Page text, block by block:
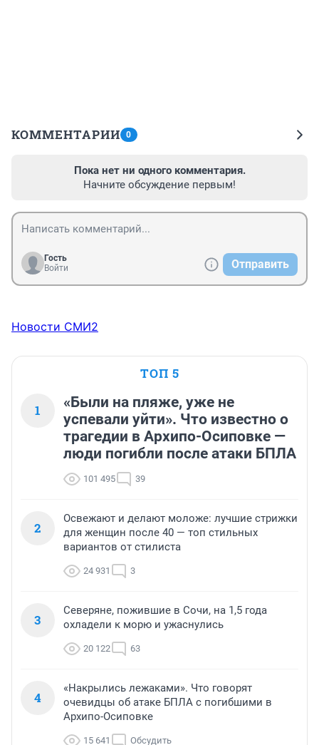
КОММЕНТАРИИ 0
Пока нет ни одного комментария.
Начните обсуждение первым!
Гость
Войти
Отправить
Новости СМИ2
ТОП 5
1
«Были на пляже, уже не
успевали уйти». Что известно о
трагедии в Архипо-Осиповке —
люди погибли после атаки БПЛА
101 495 39
2
Освежают и делают моложе: лучшие стрижки
для женщин после 40 — топ стильных
вариантов от стилиста
24 931 3
3
Северяне, пожившие в Сочи, на 1,5 года
охладели к морю и ужаснулись
20 122 63
4
«Накрылись лежаками». Что говорят
очевидцы об атаке БПЛА с погибшими в
Архипо-Осиповке
15 641 Обсудить